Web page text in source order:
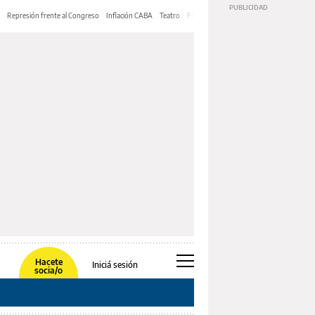
Represión frente al Congreso Inflación CABA Teatro Feria de Editores
Hacete
socia/o
Iniciá sesión